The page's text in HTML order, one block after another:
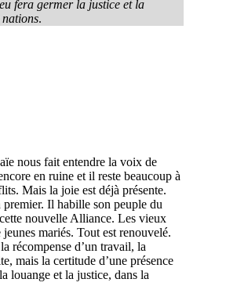
fera germer la justice et la
nations.
nous fait entendre la voix de
en ruine et il reste beaucoup à
Mais la joie est déjà présente.
Il habille son peuple du
nouvelle Alliance. Les vieux
mariés. Tout est renouvelé.
récompense d’un travail, la
mais la certitude d’une présence
louange et la justice, dans la